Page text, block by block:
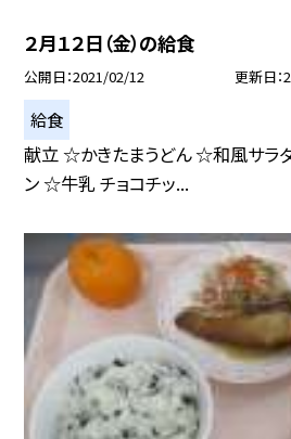
２月１２日（金）の給食
公開日 2021/02/12 更新日
給食
献立 ☆かきたまうどん ☆和風サラ
ン ☆牛乳 チョコチッ...